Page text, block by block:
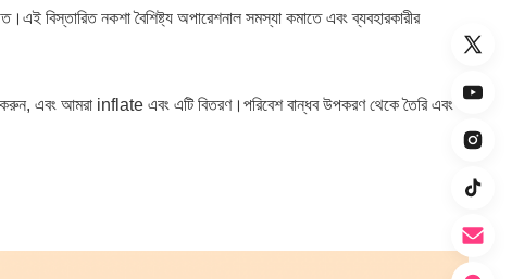
বিস্তারিত নকশা বৈশিষ্ট্য অপারেশনাল সমস্যা কমাতে এবং ব্যবহারকারীর
করুন, এবং আমরা inflate এবং এটি বিতরণ।পরিবেশ বান্ধব উপকরণ থেকে তৈরি এবং